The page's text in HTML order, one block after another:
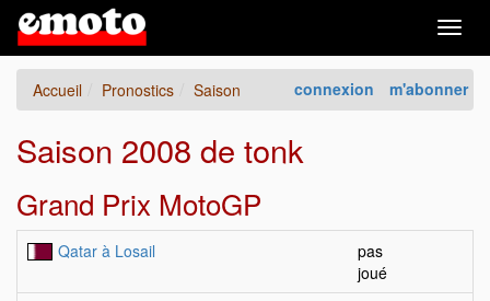
connexion m'abonner
Accueil Pronostics Saison
Saison 2008 de tonk
Grand Prix MotoGP
Qatar à Losail
pas
joué